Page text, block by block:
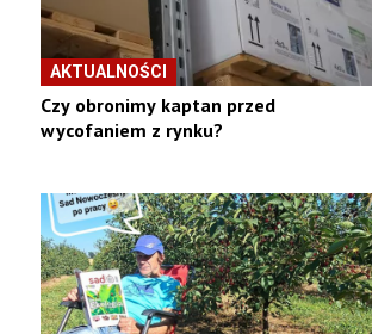
AKTUALNOŚCI
Czy obronimy kaptan przed
wycofaniem z rynku?